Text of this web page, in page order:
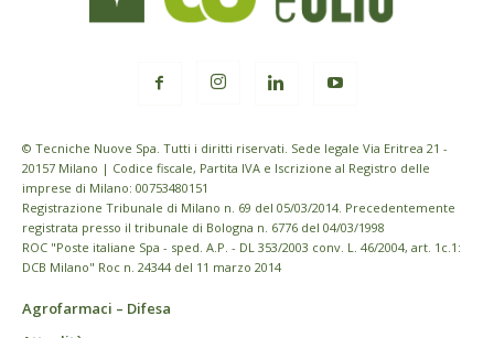
© Tecniche Nuove Spa. Tutti i diritti riservati. Sede legale Via Eritrea 21 -
20157 Milano | Codice fiscale, Partita IVA e Iscrizione al Registro delle
imprese di Milano: 00753480151
Registrazione Tribunale di Milano n. 69 del 05/03/2014. Precedentemente
registrata presso il tribunale di Bologna n. 6776 del 04/03/1998
ROC "Poste italiane Spa - sped. A.P. - DL 353/2003 conv. L. 46/2004, art. 1c.1:
DCB Milano" Roc n. 24344 del 11 marzo 2014
Agrofarmaci – Difesa